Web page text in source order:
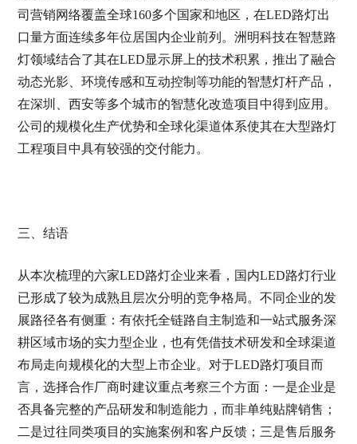
司营销网络覆盖全球160多个国家和地区，在LED路灯出
口量方面连续多年位居国内企业前列。洲明科技在智慧路
灯领域结合了其在LED显示屏上的技术积累，推出了融合
动态光影、环境传感和互动控制等功能的智慧灯杆产品，
在深圳、西安等多个城市的智慧化改造项目中得到应用。
公司的规模化生产优势和全球化渠道体系使其在大型路灯
工程项目中具有较强的交付能力。
三、结语
从本次梳理的六家LED路灯企业来看，国内LED路灯行业
已形成了较为成熟且层次分明的竞争格局。不同企业的发
展路径各有侧重：有依托全链路自主制造和一站式服务深
耕区域市场的实力型企业，也有凭借技术研发和全球渠道
布局走向规模化的大型上市企业。对于LED路灯项目而
言，选择合作厂商时建议重点考察三个方面：一是企业是
否具备完整的产品研发和制造能力，而非单纯贴牌销售；
二是过往同类项目的实施案例和客户反馈；三是售后服务